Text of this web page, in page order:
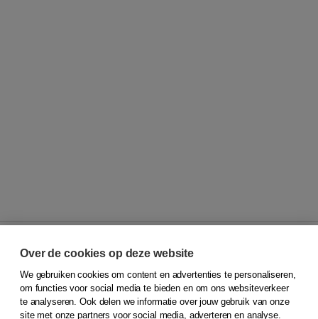
© 2026Koninklijke Boom uitgevers
Klantenservice
Over de cookies op deze website
We gebruiken cookies om content en advertenties te personaliseren,
om functies voor social media te bieden en om ons websiteverkeer
te analyseren. Ook delen we informatie over jouw gebruik van onze
site met onze partners voor social media, adverteren en analyse.